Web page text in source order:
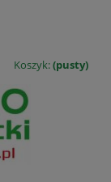
Koszyk:(pusty)